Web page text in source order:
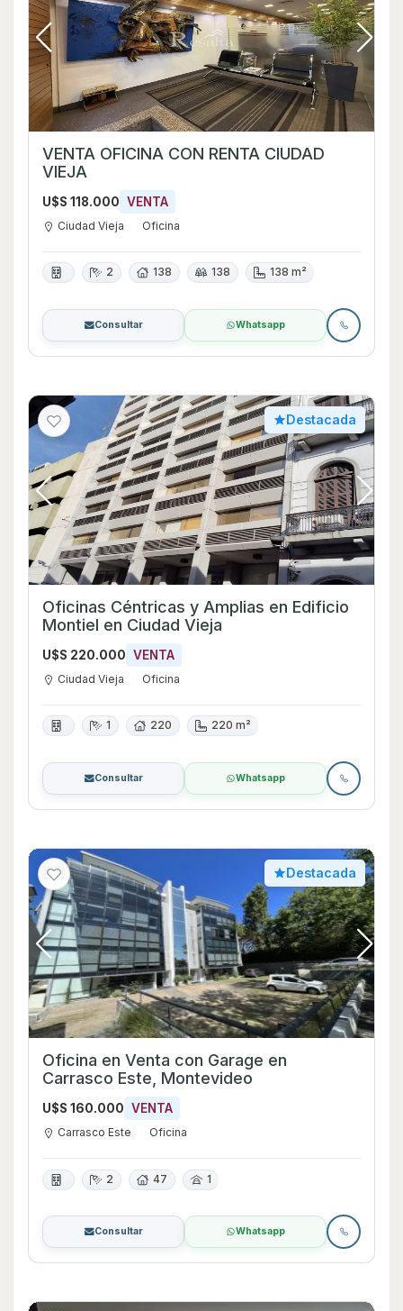
VENTA OFICINA CON RENTA CIUDAD
VIEJA
U$S 118.000 VENTA
Ciudad Vieja Oficina
2 138 138 138 m²
Consultar Whatsapp
Destacada
Oficinas Céntricas y Amplias en Edificio
Montiel en Ciudad Vieja
U$S 220.000 VENTA
Ciudad Vieja Oficina
1 220 220 m²
Consultar Whatsapp
Destacada
Oficina en Venta con Garage en
Carrasco Este, Montevideo
U$S 160.000 VENTA
Carrasco Este Oficina
2 47 1
Consultar Whatsapp